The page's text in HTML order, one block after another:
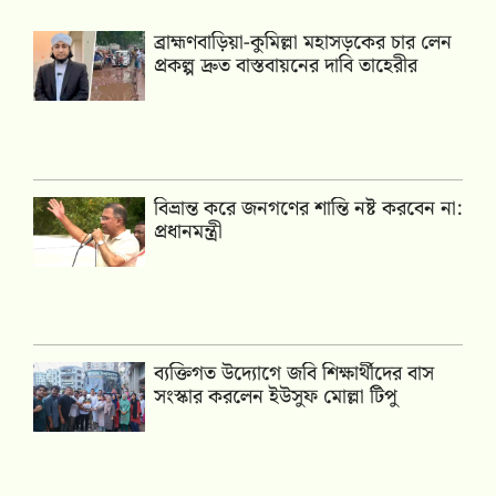
ব্রাহ্মণবাড়িয়া-কুমিল্লা মহাসড়কের চার লেন
প্রকল্প দ্রুত বাস্তবায়নের দাবি তাহেরীর
বিভ্রান্ত করে জনগণের শান্তি নষ্ট করবেন না:
প্রধানমন্ত্রী
ব্যক্তিগত উদ্যোগে জবি শিক্ষার্থীদের বাস
সংস্কার করলেন ইউসুফ মোল্লা টিপু